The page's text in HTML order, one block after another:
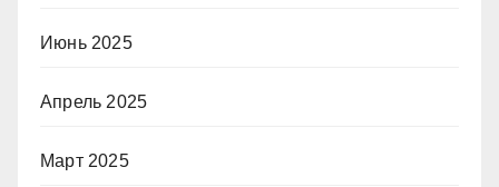
Июнь 2025
Апрель 2025
Март 2025